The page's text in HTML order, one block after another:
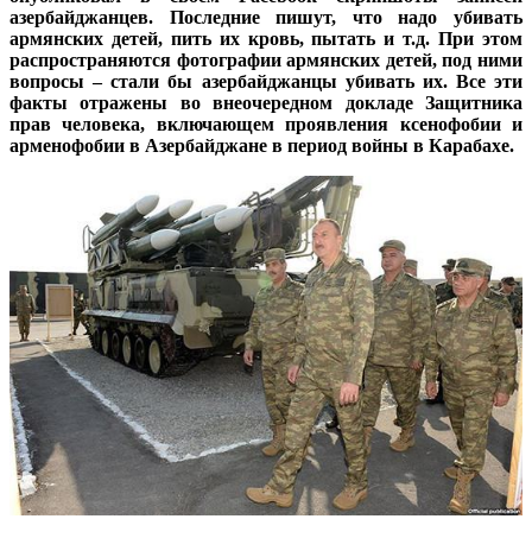
азербайджанцев. Последние пишут, что надо убивать
армянских детей, пить их кровь, пытать и т.д. При этом
распространяются фотографии армянских детей, под ними
вопросы – стали бы азербайджанцы убивать их. Все эти
факты отражены во внеочередном докладе Защитника
прав человека, включающем проявления ксенофобии и
арменофобии в Азербайджане в период войны в Карабахе.